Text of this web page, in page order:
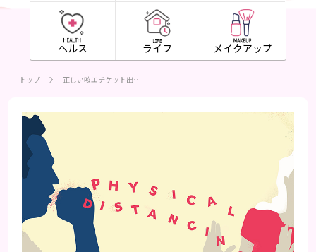
ヘルス ライフ メイクアップ
トップ 正しい咳エチケット出…